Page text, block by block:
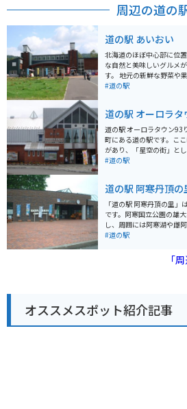
周辺の道の
道の駅 あいおい
北海道のほぼ中心部に位
な自然と美味しいグルメ
す。 地元の新鮮な野菜や果物が並ぶ農産物直売所は、お
土産探しに最適です。 特
ランでは、地元の食材を
ことができます。 おすす
いトマトラーメン」です。 バイクで訪れる際は、道の駅
あいおいを拠点に、周辺
ングもおすすめです。 広
で、ツーリングの休憩にも最適です。
プ場や温泉施設などもあ
りと過ごすこともできます
#道の駅
道の駅 オーロラ
道の駅 オーロラタウン93
町にある道の駅です。こ
があり、「星空の街」として知
日本一寒い町としても有
地元産の農産物や特産品
ランがあります。バイク
としているので安心です。 陸別町の特産品としては、チ
ーズやヨーグルトなどの
菓子などが人気です。道
があります。自然豊かな
#道の駅
道の駅 阿寒丹頂の
「道の駅 阿寒丹頂の里
です。阿寒国立公園の雄
し、周囲には阿寒湖や雌
観光スポットが点在しています。 道の駅には
ます。レストランでは、
ゾシカ肉など、地元なら
れています。日帰り入浴
をゆっくりと癒やすことができます。
で訪れる場合、道の駅は
#道の駅
「
オススメスポット紹介記事